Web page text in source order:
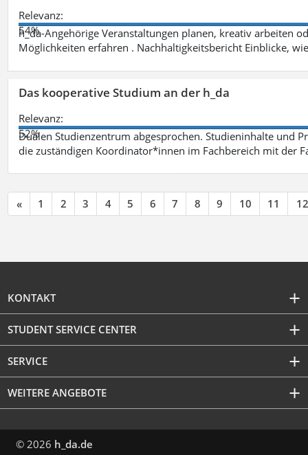
Relevanz:
54%
h_da-Angehörige Veranstaltungen planen, kreativ arbeiten
Möglichkeiten erfahren . Nachhaltigkeitsbericht Einblicke,
Das kooperative Studium an der h_da
Relevanz:
52%
Dualen Studienzentrum abgesprochen. Studieninhalte und
die zuständigen Koordinator*innen im Fachbereich mit der
« 1 2 3 4 5 6 7 8 9 10 11 12
KONTAKT
STUDENT SERVICE CENTER
SERVICE
WEITERE ANGEBOTE
© 2026 h_da.de